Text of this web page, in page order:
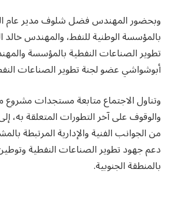
وبحضور المهندس فضل شلوف مدير عام
بالمؤسسة الوطنية للنفط، والمهندس
تطوير الصناعات النفطية بالمؤسسة
أبوشواشي عضو لجنة تطوير الصناعات
وتناول الاجتماع متابعة مستجدات
والوقوف على آخر التطورات المتعلقة به،
من الجوانب الفنية والإدارية المرتبطة
دعم جهود تطوير الصناعات النفطية
بالمنطقة الجنوبية.